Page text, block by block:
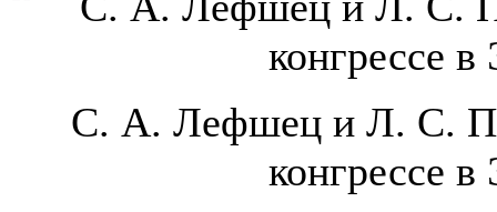
С. А. Лефшец и Л. С.
конгрессе в